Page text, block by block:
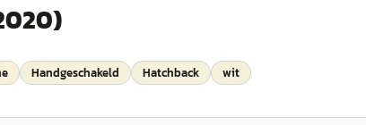
)
Handgeschakeld Hatchback wit